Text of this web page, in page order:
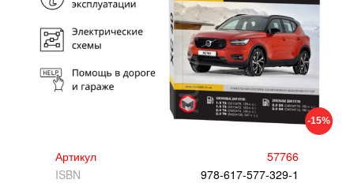
-15%
Артикул
57766
ISBN
978-617-577-329-1